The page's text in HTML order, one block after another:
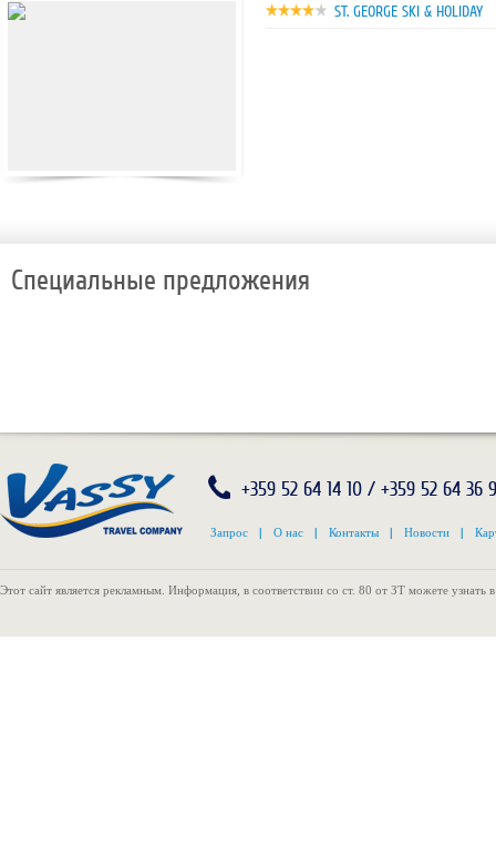
ST. GEORGE SKI & HOLIDAY
Специальные предложения
+359 52 64 14 10 / +359 52 64 36
Запрос | О нас | Контакты | Новости |
Этот сайт является рекламным. Информация, в соответствии со ст. 80 от ЗТ можете узнать